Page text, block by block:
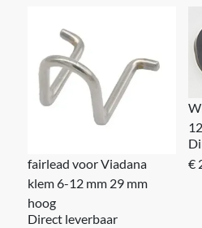
fairlead voor Viadana
klem 6-12 mm 29 mm
hoog
Direct leverbaar
€